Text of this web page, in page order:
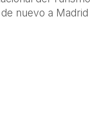
nuevo a